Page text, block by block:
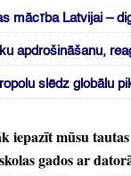
mācība Latvijai –
apdrošināšanu,
slēdz globālu
iepazīt mūsu
gados ar